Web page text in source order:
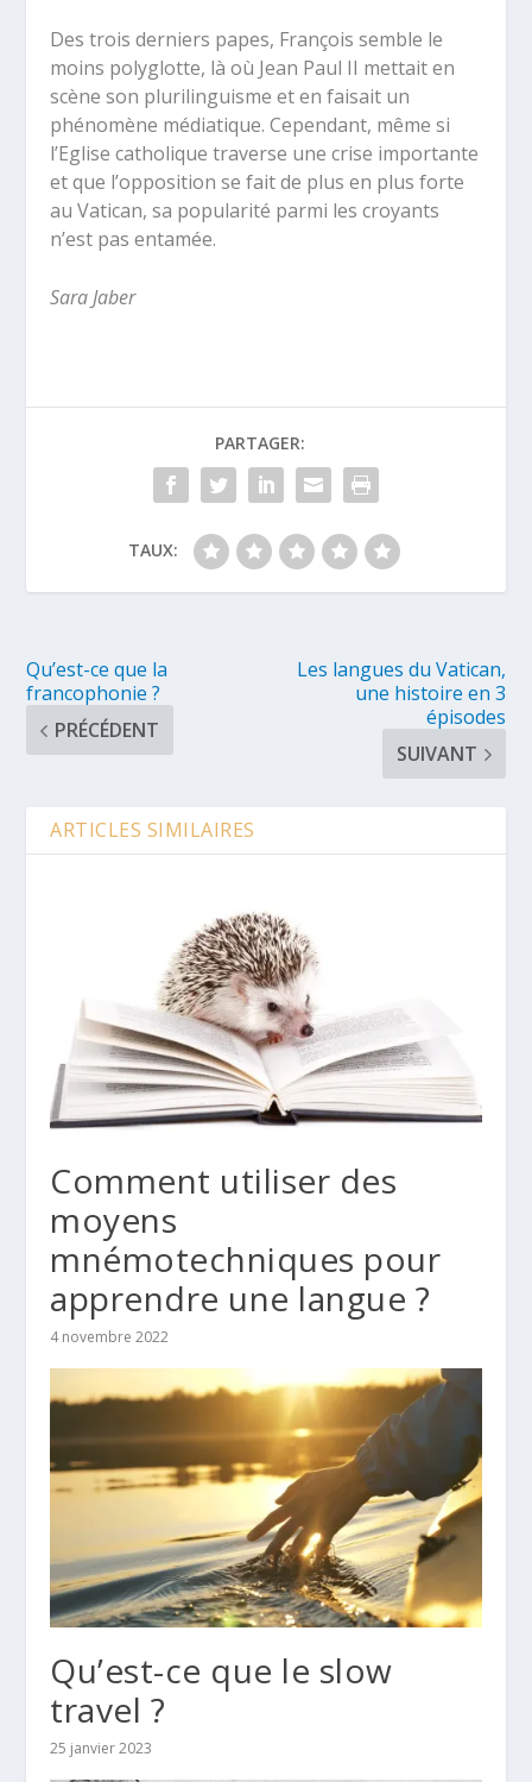
Des trois derniers papes, François semble le
moins polyglotte, là où Jean Paul II mettait en
scène son plurilinguisme et en faisait un
phénomène médiatique. Cependant, même si
l’Eglise catholique traverse une crise importante
et que l’opposition se fait de plus en plus forte
au Vatican, sa popularité parmi les croyants
n’est pas entamée.
Sara Jaber
PARTAGER:
TAUX:
Qu’est-ce que la
francophonie ?
PRÉCÉDENT
Les langues du Vatican,
une histoire en 3
épisodes
SUIVANT
ARTICLES SIMILAIRES
Comment utiliser des
moyens
mnémotechniques pour
apprendre une langue ?
4 novembre 2022
Qu’est-ce que le slow
travel ?
25 janvier 2023